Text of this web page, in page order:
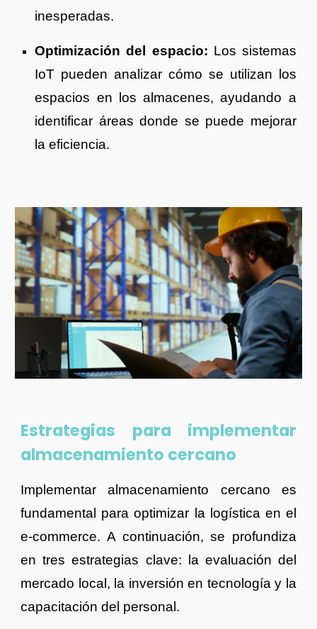
inesperadas.
Optimización del espacio: Los sistemas
IoT pueden analizar cómo se utilizan los
espacios en los almacenes, ayudando a
identificar áreas donde se puede mejorar
la eficiencia.
Estrategias para implementar
almacenamiento cercano
Implementar almacenamiento cercano es
fundamental para optimizar la logística en el
e-commerce. A continuación, se profundiza
en tres estrategias clave: la evaluación del
mercado local, la inversión en tecnología y la
capacitación del personal.